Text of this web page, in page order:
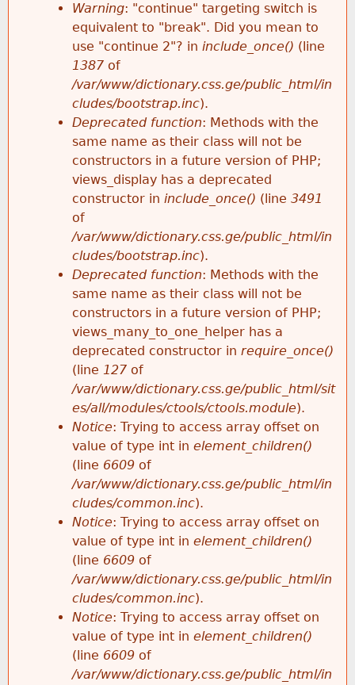
Warning: "continue" targeting switch is
equivalent to "break". Did you mean to
use "continue 2"? in include_once() (line
1387 of
/var/www/dictionary.css.ge/public_html/in
cludes/bootstrap.inc).
Deprecated function: Methods with the
same name as their class will not be
constructors in a future version of PHP;
views_display has a deprecated
constructor in include_once() (line 3491
of
/var/www/dictionary.css.ge/public_html/in
cludes/bootstrap.inc).
Deprecated function: Methods with the
same name as their class will not be
constructors in a future version of PHP;
views_many_to_one_helper has a
deprecated constructor in require_once()
(line 127 of
/var/www/dictionary.css.ge/public_html/sit
es/all/modules/ctools/ctools.module).
Notice: Trying to access array offset on
value of type int in element_children()
(line 6609 of
/var/www/dictionary.css.ge/public_html/in
cludes/common.inc).
Notice: Trying to access array offset on
value of type int in element_children()
(line 6609 of
/var/www/dictionary.css.ge/public_html/in
cludes/common.inc).
Notice: Trying to access array offset on
value of type int in element_children()
(line 6609 of
/var/www/dictionary.css.ge/public_html/in